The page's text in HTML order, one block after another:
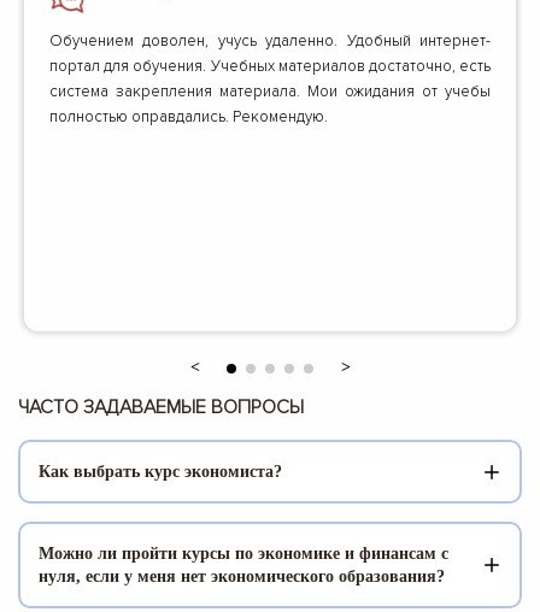
Обучением доволен, учусь удаленно. Удобный интернет-
портал для обучения. Учебных материалов достаточно, есть
система закрепления материала. Мои ожидания от учебы
полностью оправдались. Рекомендую.
ЧАСТО ЗАДАВАЕМЫЕ ВОПРОСЫ
Как выбрать курс экономиста?
Когда человек делает правильный выбор, в дальнейшем
он снижает время, которое будет потрачено на
исправление. Поэтому важно увидеть как выбрать курс
Можно ли пройти курсы по экономике и финансам с
нуля, если у меня нет экономического образования?